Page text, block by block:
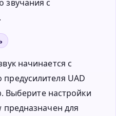
звучания с
начинается с
UAD
Выберите настройки
для